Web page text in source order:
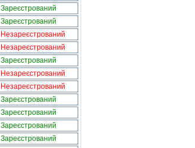
Зареєстрований
Зареєстрований
Незареєстрований
Незареєстрований
Зареєстрований
Незареєстрований
Незареєстрований
Зареєстрований
Зареєстрований
Зареєстрований
Зареєстрований